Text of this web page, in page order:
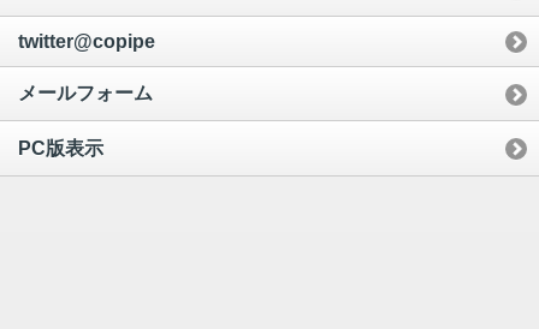
twitter@copipe
メールフォーム
PC版表示